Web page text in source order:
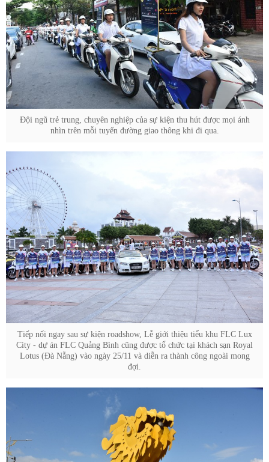
Đội ngũ trẻ trung, chuyên nghiệp của sự kiện thu hút được mọi ánh
nhìn trên mỗi tuyến đường giao thông khi đi qua.
Tiếp nối ngay sau sự kiện roadshow, Lễ giới thiệu tiểu khu FLC Lux
City - dự án FLC Quảng Bình cũng được tổ chức tại khách sạn Royal
Lotus (Đà Nẵng) vào ngày 25/11 và diễn ra thành công ngoài mong
đợi.